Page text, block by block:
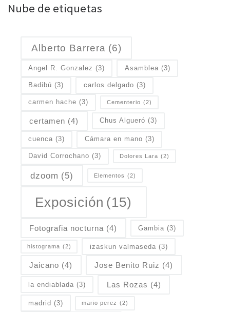
Nube de etiquetas
Alberto Barrera (6)
Angel R. Gonzalez (3) Asamblea (3)
Badibú (3) carlos delgado (3)
carmen hache (3) Cementerio (2)
certamen (4) Chus Algueró (3)
cuenca (3) Cámara en mano (3)
David Corrochano (3) Dolores Lara (2)
dzoom (5) Elementos (2)
Exposición (15)
Fotografia nocturna (4) Gambia (3)
histograma (2) izaskun valmaseda (3)
Jaicano (4) Jose Benito Ruiz (4)
la endiablada (3) Las Rozas (4)
madrid (3) mario perez (2)